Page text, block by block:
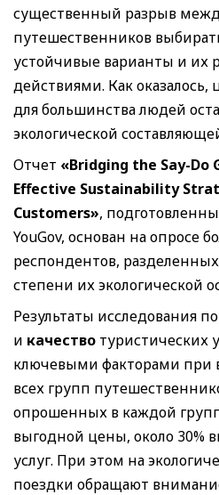
существенный разрыв
путешественников
устойчивые варианты и их
действиями. Как оказалось,
для большинства людей
экологической
Отчет «Bridging the Say-Do
Effective Sustainability
Customers»,
YouGov, основан на опросе
респондентов,
степени их экологической
Результаты исследования
и качество туристических
ключевыми факторами при
всех групп
опрошенных в каждой
выгодной цены, около 30%
услуг. При этом на
поездки обращают